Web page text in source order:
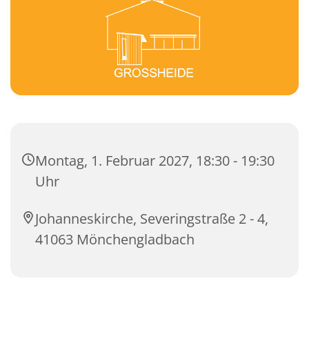
Montag, 1. Februar 2027, 18:30 - 19:30
Uhr
Johanneskirche, Severingstraße 2 - 4,
41063 Mönchengladbach